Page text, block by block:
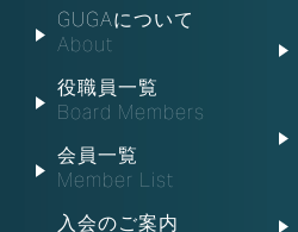
GUGAについて
About
役職員一覧
Board Members
会員一覧
Member List